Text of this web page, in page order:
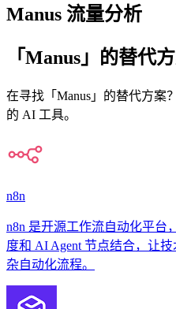
Manus 流量分析
「Manus」的替代
在寻找「Manus」的替代方案
的 AI 工具。
n8n
n8n 是开源工作流自动化平台
度和 AI Agent 节点结合，让
杂自动化流程。